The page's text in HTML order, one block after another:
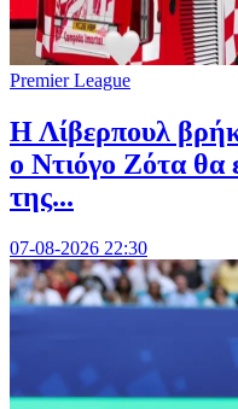
Premier League
Η Λίβερπουλ
ο Ντιόγο Ζότα θα
της...
07-08-2026 22:30